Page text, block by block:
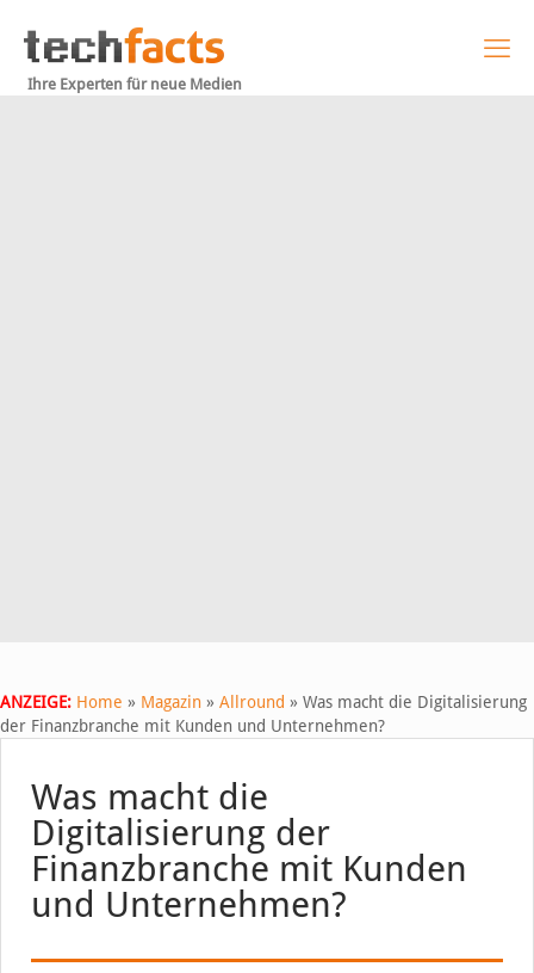
Ihre Experten für neue Medien
ANZEIGE: Home » Magazin » Allround » Was macht die Digitalisierung
der Finanzbranche mit Kunden und Unternehmen?
Was macht die
Digitalisierung der
Finanzbranche mit Kunden
und Unternehmen?